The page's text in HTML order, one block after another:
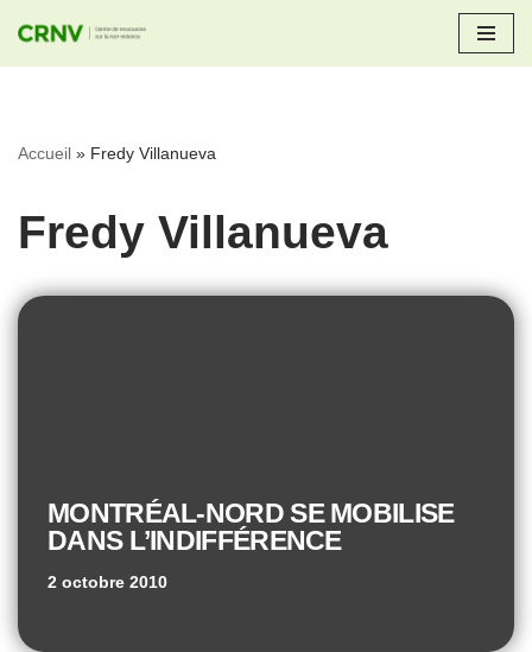
Aller
Accueil » Fredy Villanueva
Fredy Villanueva
MONTRÉAL-NORD SE MOBILISE
DANS L’INDIFFÉRENCE
2 octobre 2010